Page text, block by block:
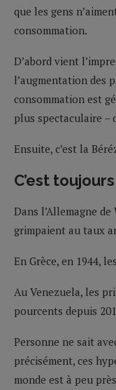
que les gens
consommation.
D’abord vient
l’augmentation des
consommation est
plus spectaculaire –
Ensuite, c’est la
C’est
Dans l’Allemagne
grimpaient au taux
En Grèce, en 1944,
Au Venezuela, les
pourcents depuis
Personne ne sait
précisément, ces
monde est à peu